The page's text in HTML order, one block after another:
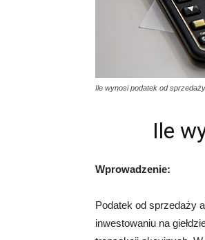
Ile wynosi podatek od
Ile
Wprowadzenie:
Podatek od sprzedaży
inwestowaniu na